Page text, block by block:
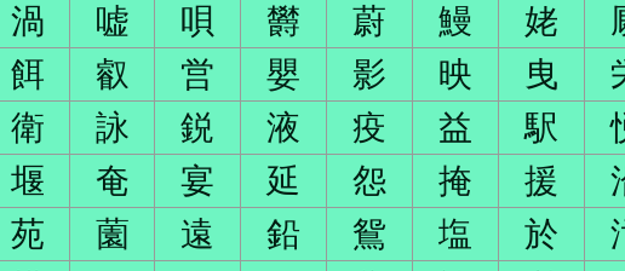
渦 嘘 唄 欝 蔚 鰻 姥
餌 叡 営 嬰 影 映 曳
衛 詠 鋭 液 疫 益 駅
堰 奄 宴 延 怨 掩 援
苑 薗 遠 鉛 鴛 塩 於